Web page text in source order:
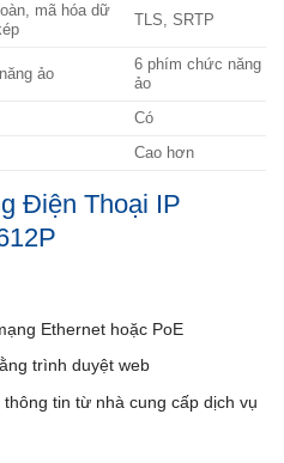
mã hóa dữ
TLS, SRTP
ảo
6 phím chức năng
ảo
Có
Cao hơn
Điện Thoại IP
Ethernet hoặc PoE
trình duyệt web
tin từ nhà cung cấp dịch vụ